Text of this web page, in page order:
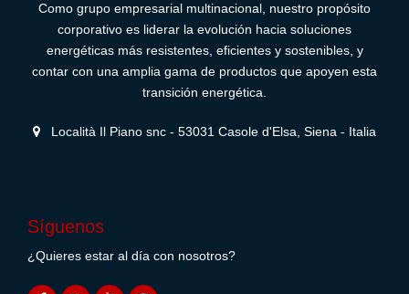
Como grupo empresarial multinacional, nuestro propósito
corporativo es liderar la evolución hacia soluciones
energéticas más resistentes, eficientes y sostenibles, y
contar con una amplia gama de productos que apoyen esta
transición energética.
Località Il Piano snc - 53031 Casole d'Elsa, Siena - Italia
Síguenos
¿Quieres estar al día con nosotros?